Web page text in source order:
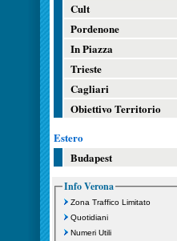
Cult
Pordenone
In Piazza
Trieste
Cagliari
Obiettivo Territorio
Estero
Budapest
Info Verona
Zona Traffico Limitato
Quotidiani
Numeri Utili